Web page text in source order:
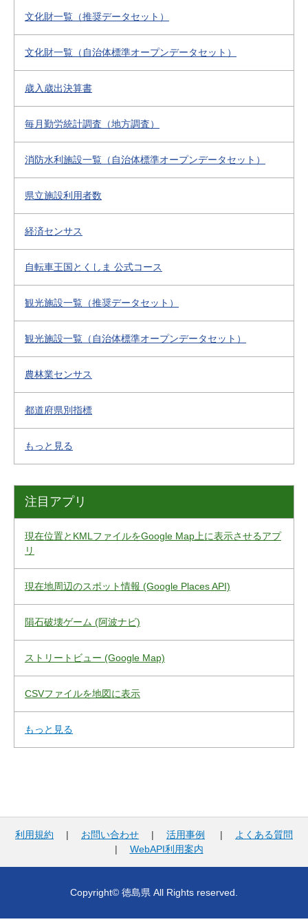
文化財一覧（推奨データセット）
文化財一覧（自治体標準オープンデータセット）
歳入歳出決算書
毎月勤労統計調査（地方調査）
消防水利施設一覧（自治体標準オープンデータセット）
県立施設利用者数
経済センサス
自転車王国とくしま 公式コース
観光施設一覧（推奨データセット）
観光施設一覧（自治体標準オープンデータセット）
農林業センサス
都道府県別指標
もっと見る
注目アプリ
現在位置とKMLファイルをGoogle Map上に表示させるアプ
リ
現在地周辺のスポット情報 (Google Places API)
隕石破壊ゲーム (阿波ナビ)
ストリートビュー (Google Map)
CSVファイルを地図に表示
もっと見る
利用規約 | お問い合わせ | 活用事例 |
よくある質問
| WebAPI利用案内
Copyright© 徳島県 All Rights reserved.